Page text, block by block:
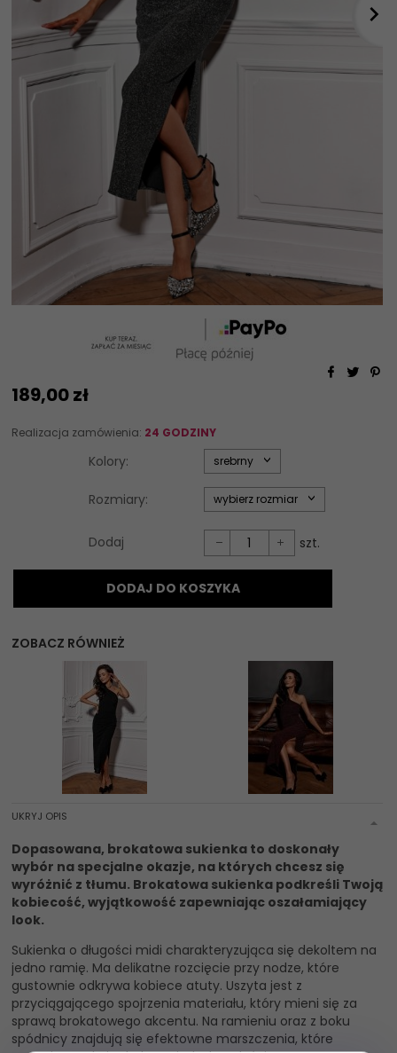
189,00zł
Realizacja zamówienia: 24 GODZINY
Kolory: options[34]
srebrny
Rozmiary: options[35]
wybierz rozmiar
Dodaj szt.
DODAJ DO KOSZYKA
ZOBACZ RÓWNIEŻ
UKRYJ OPIS
Dopasowana, brokatowa sukienka to doskonały
wybór na specjalne okazje, na których chcesz się
wyróżnić z tłumu. Brokatowa sukienka podkreśli Twoją
kobiecość, wyjątkowość zapewniając oszałamiający
look.
Sukienka o długości midi charakteryzująca się dekoltem na
jedno ramię. Ma delikatne rozcięcie przy nodze, które
gustownie odkrywa kobiece atuty. Uszyta jest z
przyciągającego spojrzenia materiału, który mieni się za
sprawą brokatowego akcentu. Na ramieniu oraz z boku
spódnicy znajdują się efektowne marszczenia, które